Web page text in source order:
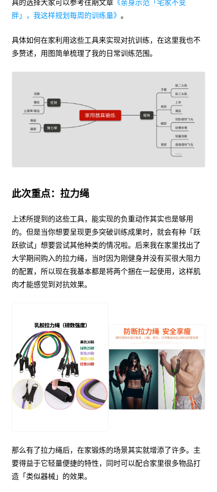
具的选择大家可以参考往期文章 《亲身示范「宅家不变
胖」，我这样规划每周的训练量》 。
具体如何在家利用这些工具来实现对抗训练，在这里我也不
多赘述，用图简单梳理了我的日常训练范围。
此次重点：拉力绳
上述所提到的这些工具，能实现的负重动作其实也是够用
的。但是当你想要呈现更多突破训练成果时，就会有种「跃
跃欲试」想要尝试其他种类的情况啦。后来我在家里找出了
大学期间购入的拉力绳，当时因为刚健身并没有买很大阻力
的配置，所以现在我基本都是将两个捆在一起使用，这样肌
肉才能感觉到对抗效果。
那么有了拉力绳后，在家锻炼的场景其实就增添了许多。主
要得益于它轻量便捷的特性，同时可以配合家里很多物品打
造「类似器械」的效果。